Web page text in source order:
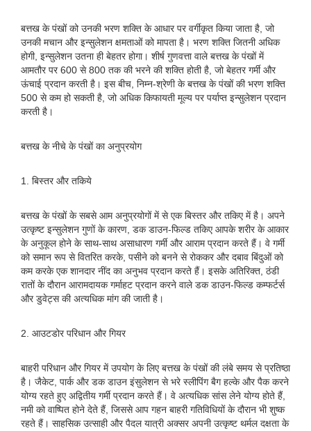
बत्तख के पंखों को उनकी भरण शक्ति के आधार पर वर्गीकृत किया जाता है, जो
उनकी मचान और इन्सुलेशन क्षमताओं को मापता है। भरण शक्ति जितनी अधिक
होगी, इन्सुलेशन उतना ही बेहतर होगा। शीर्ष गुणवत्ता वाले बत्तख के पंखों में
आमतौर पर 600 से 800 तक की भरने की शक्ति होती है, जो बेहतर गर्मी और
ऊंचाई प्रदान करती है। इस बीच, निम्न-श्रेणी के बत्तख के पंखों की भरण शक्ति
500 ​​से कम हो सकती है, जो अधिक किफायती मूल्य पर पर्याप्त इन्सुलेशन प्रदान
करती है।
बत्तख के नीचे के पंखों का अनुप्रयोग
1. बिस्तर और तकिये
बत्तख के पंखों के सबसे आम अनुप्रयोगों में से एक बिस्तर और तकिए में है। अपने
उत्कृष्ट इन्सुलेशन गुणों के कारण, डक डाउन-फिल्ड तकिए आपके शरीर के आकार
के अनुकूल होने के साथ-साथ असाधारण गर्मी और आराम प्रदान करते हैं। वे गर्मी
को समान रूप से वितरित करके, पसीने को बनने से रोककर और दबाव बिंदुओं को
कम करके एक शानदार नींद का अनुभव प्रदान करते हैं। इसके अतिरिक्त, ठंडी
रातों के दौरान आरामदायक गर्माहट प्रदान करने वाले डक डाउन-फिल्ड कम्फर्टर्स
और डुवेट्स की अत्यधिक मांग की जाती है।
2. आउटडोर परिधान और गियर
बाहरी परिधान और गियर में उपयोग के लिए बत्तख के पंखों की लंबे समय से प्रतिष्ठा
है। जैकेट, पार्क और डक डाउन इंसुलेशन से भरे स्लीपिंग बैग हल्के और पैक करने
योग्य रहते हुए अद्वितीय गर्मी प्रदान करते हैं। वे अत्यधिक सांस लेने योग्य होते हैं,
नमी को वाष्पित होने देते हैं, जिससे आप गहन बाहरी गतिविधियों के दौरान भी शुष्क
रहते हैं। साहसिक उत्साही और पैदल यात्री अक्सर अपनी उत्कृष्ट थर्मल दक्षता के